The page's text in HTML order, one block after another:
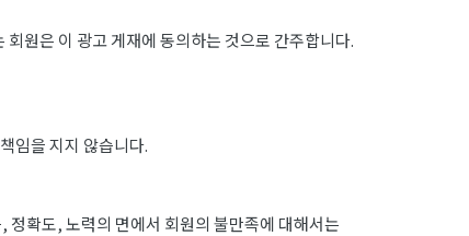
원은 이 광고 게재에 동의하는 것으로 간주합니다.
임을 지지 않습니다.
확도, 노력의 면에서 회원의 불만족에 대해서는